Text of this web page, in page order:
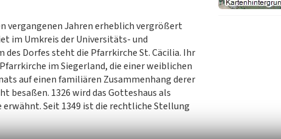
vergangenen Jahren erheblich vergrößert
im Umkreis der Universitäts- und
Dorfes steht die Pfarrkirche St. Cäcilia. Ihr
im Siegerland, die einer weiblichen
auf einen familiären Zusammenhang derer
besaßen. 1326 wird das Gotteshaus als
erwähnt. Seit 1349 ist die rechtliche Stellung